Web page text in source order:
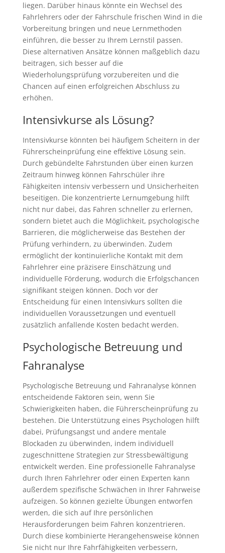
liegen. Darüber hinaus könnte ein Wechsel des
Fahrlehrers oder der Fahrschule frischen Wind in die
Vorbereitung bringen und neue Lernmethoden
einführen, die besser zu Ihrem Lernstil passen.
Diese alternativen Ansätze können maßgeblich dazu
beitragen, sich besser auf die
Wiederholungsprüfung vorzubereiten und die
Chancen auf einen erfolgreichen Abschluss zu
erhöhen.
Intensivkurse als Lösung?
Intensivkurse könnten bei häufigem Scheitern in der
Führerscheinprüfung eine effektive Lösung sein.
Durch gebündelte Fahrstunden über einen kurzen
Zeitraum hinweg können Fahrschüler ihre
Fähigkeiten intensiv verbessern und Unsicherheiten
beseitigen. Die konzentrierte Lernumgebung hilft
nicht nur dabei, das Fahren schneller zu erlernen,
sondern bietet auch die Möglichkeit, psychologische
Barrieren, die möglicherweise das Bestehen der
Prüfung verhindern, zu überwinden. Zudem
ermöglicht der kontinuierliche Kontakt mit dem
Fahrlehrer eine präzisere Einschätzung und
individuelle Förderung, wodurch die Erfolgschancen
signifikant steigen können. Doch vor der
Entscheidung für einen Intensivkurs sollten die
individuellen Voraussetzungen und eventuell
zusätzlich anfallende Kosten bedacht werden.
Psychologische Betreuung und
Fahranalyse
Psychologische Betreuung und Fahranalyse können
entscheidende Faktoren sein, wenn Sie
Schwierigkeiten haben, die Führerscheinprüfung zu
bestehen. Die Unterstützung eines Psychologen hilft
dabei, Prüfungsangst und andere mentale
Blockaden zu überwinden, indem individuell
zugeschnittene Strategien zur Stressbewältigung
entwickelt werden. Eine professionelle Fahranalyse
durch Ihren Fahrlehrer oder einen Experten kann
außerdem spezifische Schwächen in Ihrer Fahrweise
aufzeigen. So können gezielte Übungen entworfen
werden, die sich auf Ihre persönlichen
Herausforderungen beim Fahren konzentrieren.
Durch diese kombinierte Herangehensweise können
Sie nicht nur Ihre Fahrfähigkeiten verbessern,